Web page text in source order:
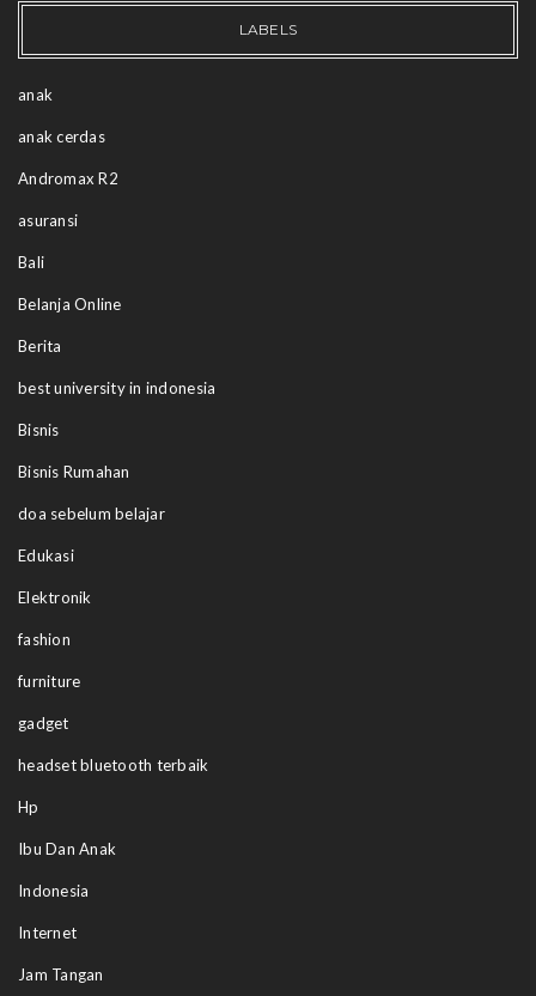
LABELS
anak
anak cerdas
Andromax R2
asuransi
Bali
Belanja Online
Berita
best university in indonesia
Bisnis
Bisnis Rumahan
doa sebelum belajar
Edukasi
Elektronik
fashion
furniture
gadget
headset bluetooth terbaik
Hp
Ibu Dan Anak
Indonesia
Internet
Jam Tangan